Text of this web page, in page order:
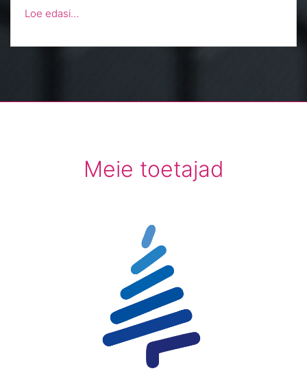
Loe edasi…
Meie toetajad